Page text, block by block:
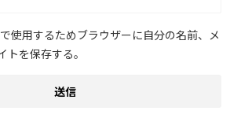
使用するためブラウザーに自分の名前、メ
トを保存する。